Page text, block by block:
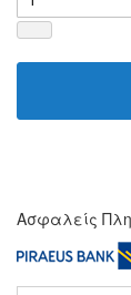
Ασφαλείς